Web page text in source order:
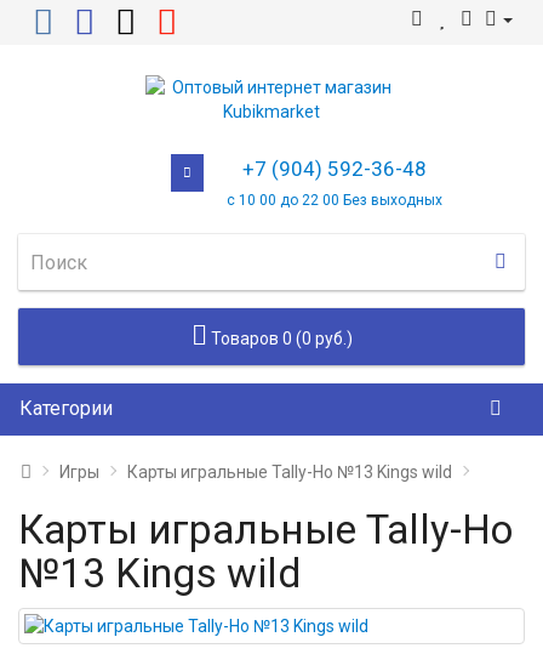
+7 (904) 592-36-48
с 10 00 до 22 00 Без выходных
Товаров 0 (0 руб.)
Категории
Игры Карты игральные Tally-Ho №13 Kings wild
Карты игральные Tally-Ho
№13 Kings wild